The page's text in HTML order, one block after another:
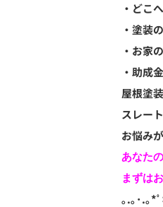
・どこ
・塗装
・お家
・助成
屋根塗
スレー
お悩み
あなた
まずは
｡.｡･.｡*